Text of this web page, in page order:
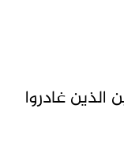
غادروا